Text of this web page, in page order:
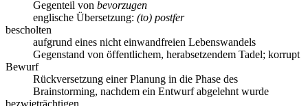
Gegenteil von bevorzugen
englische Übersetzung: (to) postfer
bescholten
aufgrund eines nicht einwandfreien Lebenswandels
Gegenstand von öffentlichem, herabsetzendem Tadel; korrupt
Bewurf
Rückversetzung einer Planung in die Phase des
Brainstorming, nachdem ein Entwurf abgelehnt wurde
bezwieträchtigen